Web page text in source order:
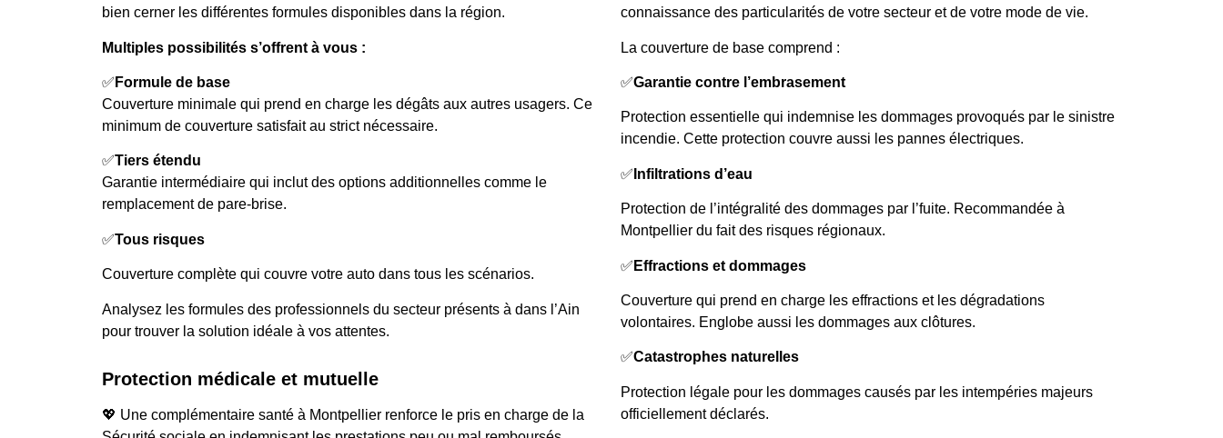
bien cerner les différentes formules disponibles dans la région.
Multiples possibilités s’offrent à vous :
✅ Formule de base
Couverture minimale qui prend en charge les dégâts aux autres usagers. Ce
minimum de couverture satisfait au strict nécessaire.
✅Tiers étendu
Garantie intermédiaire qui inclut des options additionnelles comme le
remplacement de pare-brise.
✅Tous risques
Couverture complète qui couvre votre auto dans tous les scénarios.
Analysez les formules des professionnels du secteur présents à dans l’Ain
pour trouver la solution idéale à vos attentes.
Protection médicale et mutuelle
💖 Une complémentaire santé à Montpellier renforce le pris en charge de la
connaissance des particularités de votre secteur et de votre mode de vie.
La couverture de base comprend :
✅Garantie contre l’embrasement
Protection essentielle qui indemnise les dommages provoqués par le sinistre
incendie. Cette protection couvre aussi les pannes électriques.
✅ Infiltrations d’eau
Protection de l’intégralité des dommages par l’fuite. Recommandée à
Montpellier du fait des risques régionaux.
✅ Effractions et dommages
Couverture qui prend en charge les effractions et les dégradations
volontaires. Englobe aussi les dommages aux clôtures.
✅Catastrophes naturelles
Protection légale pour les dommages causés par les intempéries majeurs
officiellement déclarés.